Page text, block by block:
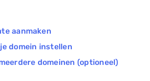
aanmaken
domein instellen
domeinen (optioneel)